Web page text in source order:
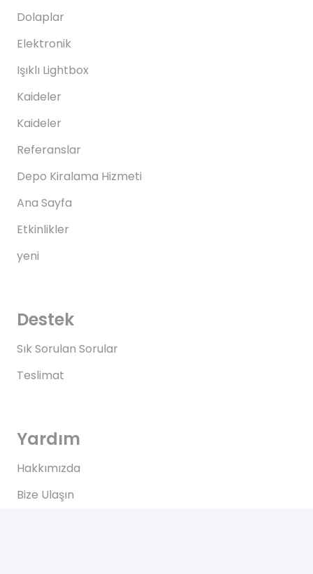
Dolaplar
Elektronik
Işıklı Lightbox
Kaideler
Kaideler
Referanslar
Depo Kiralama Hizmeti
Ana Sayfa
Etkinlikler
yeni
Destek
Sık Sorulan Sorular
Teslimat
Yardım
Hakkımızda
Bize Ulaşın